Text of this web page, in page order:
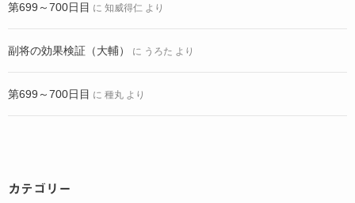
第699～700日目 に 知威得仁 より
副将の効果検証（大輔） に うろた より
第699～700日目 に 種丸 より
カテゴリー